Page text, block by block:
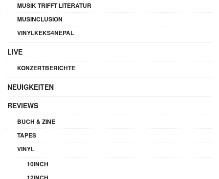
MUSIK TRIFFT LITERATUR
MUSINCLUSION
VINYLKEKS4NEPAL
LIVE
KONZERTBERICHTE
NEUIGKEITEN
REVIEWS
BUCH & ZINE
TAPES
VINYL
10INCH